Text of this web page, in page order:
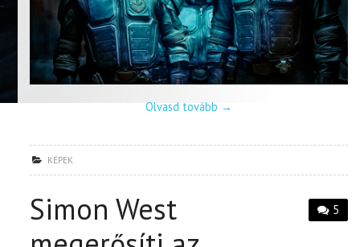
Olvasd tovább →
KÉPEK
5
Simon West